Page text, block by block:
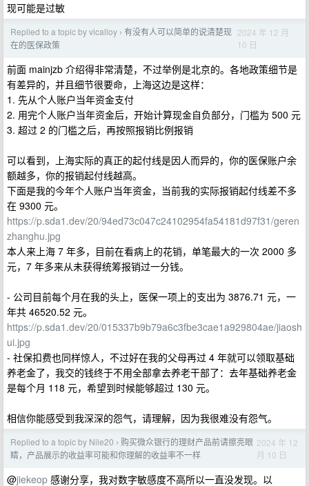
现可能是过敏
Replied to a topic by vicalloy › 有没有人可以简单的说清楚现
在的医保政策
2024 年 12 月
10 日
前面 mainjzb 介绍得非常清楚，不过举例是北京的。各地政策细节是
有差异的，并且细节很要命，上海这边是这样：
1. 先从个人账户当年资金支付
2. 用完个人账户当年资金后，开始计算现金自负部分，门槛为 500 元
3. 超过 2 的门槛之后，再按照报销比例报销
可以看到，上海实际的真正的起付线是因人而异的，你的医保账户余
额越多，你的报销起付线越高。
下面是我的今年个人账户当年资金，当前我的实际报销起付线差不多
在 9300 元。
https://p.sda1.dev/20/94ed73c047c24102954fa54181d97f31/geren
zhanghu.jpg
本人来上海 7 年多，目前在看病上的花销，单笔最大的一次 2000 多
元，7 年多来从未获得统筹报销过一分钱。
- 公司目前每个月在我的头上，医保一项上的支出为 3876.71 元，一
年共 46520.52 元。
https://p.sda1.dev/20/015337b9b79a6c3fbe3cae1a929804ae/jiaosh
ui.jpg
- 社保扣费也同样惊人，不过好在我的父母再过 4 年就可以领取基础
养老金了，我交的钱终于不用全部拿去养老干部了：去年基础养老金
是每个月 118 元，希望到时候能够超过 130 元。
相信你能感受到我深深的怨气，请理解，因为我很难没有怨气。
Replied to a topic by Nile20 › 购买微众银行的理财产品前请擦亮眼
睛，产品展示的收益率可能和你理解的收益率不一样
2024 年 12
月 10 日
@jiekeop 感谢分享，我对数字敏感度不高所以一直没发现。以